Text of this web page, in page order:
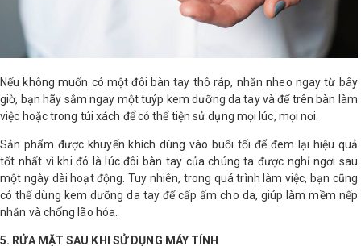
Nếu không muốn có một đôi bàn tay thô ráp, nhăn nheo ngay từ bây
giờ, bạn hãy sắm ngay một tuýp kem dưỡng da tay và để trên bàn làm
việc hoặc trong túi xách để có thể tiện sử dụng mọi lúc, mọi nơi.
Sản phẩm được khuyến khích dùng vào buổi tối để đem lại hiệu quả
tốt nhất vì khi đó là lúc đôi bàn tay của chúng ta được nghỉ ngơi sau
một ngày dài hoạt động. Tuy nhiên, trong quá trình làm việc, bạn cũng
có thể dùng kem dưỡng da tay để cấp ẩm cho da, giúp làm mềm nếp
nhăn và chống lão hóa.
5. RỬA MẶT SAU KHI SỬ DỤNG MÁY TÍNH